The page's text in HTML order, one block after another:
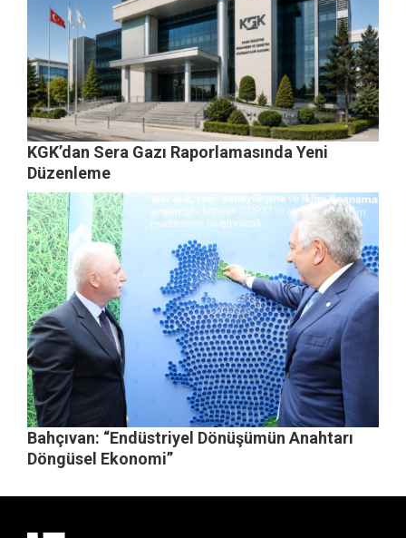
KGK’dan Sera Gazı Raporlamasında Yeni
Düzenleme
Bahçıvan: “Endüstriyel Dönüşümün Anahtarı
Döngüsel Ekonomi”